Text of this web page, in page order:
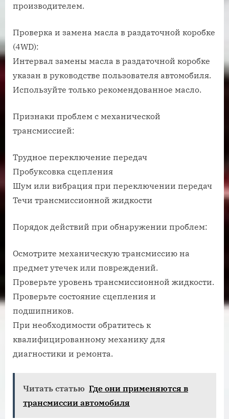
производителем.
Проверка и замена масла в раздаточной коробке
(4WD):
Интервал замены масла в раздаточной коробке
указан в руководстве пользователя автомобиля.
Используйте только рекомендованное масло.
Признаки проблем с механической
трансмиссией:
Трудное переключение передач
Пробуксовка сцепления
Шум или вибрация при переключении передач
Течи трансмиссионной жидкости
Порядок действий при обнаружении проблем:
Осмотрите механическую трансмиссию на
предмет утечек или повреждений.
Проверьте уровень трансмиссионной жидкости.
Проверьте состояние сцепления и
подшипников.
При необходимости обратитесь к
квалифицированному механику для
диагностики и ремонта.
Читать статью Где они применяются в
трансмиссии автомобиля